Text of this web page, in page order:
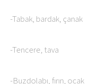
-Tabak, bardak, çanak
-Tencere, tava
-Buzdolabı, fırın, ocak